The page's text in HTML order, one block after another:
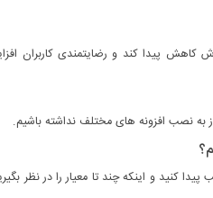
پیدا کند و رضایتمندی کاربران
به نصب افزونه های مختلف نداشته باشیم.
کنید و اینکه چند تا معیار را در نظر